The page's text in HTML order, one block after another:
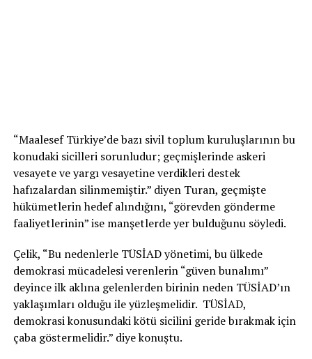
“Maalesef Türkiye’de bazı sivil toplum kuruluşlarının bu
konudaki sicilleri sorunludur; geçmişlerinde askeri
vesayete ve yargı vesayetine verdikleri destek
hafızalardan silinmemiştir.” diyen Turan, geçmişte
hükümetlerin hedef alındığını, “görevden gönderme
faaliyetlerinin” ise manşetlerde yer bulduğunu söyledi.
Çelik, “Bu nedenlerle TÜSİAD yönetimi, bu ülkede
demokrasi mücadelesi verenlerin “güven bunalımı”
deyince ilk aklına gelenlerden birinin neden TÜSİAD’ın
yaklaşımları olduğu ile yüzleşmelidir. TÜSİAD,
demokrasi konusundaki kötü sicilini geride bırakmak için
çaba göstermelidir.” diye konuştu.